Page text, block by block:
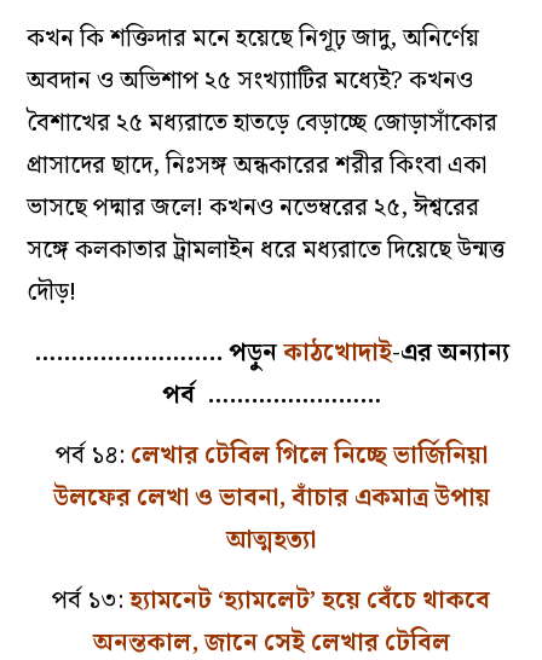
কখন কি শক্তিদার মনে হয়েছে নিগূঢ় জাদু, অনির্ণেয়
অবদান ও অভিশাপ ২৫ সংখ্যাাটির মধ্যেই? কখনও
বৈশাখের ২৫ মধ্যরাতে হাতড়ে বেড়াচ্ছে জোড়াসাঁকোর
প্রাসাদের ছাদে, নিঃসঙ্গ অন্ধকারের শরীর কিংবা একা
ভাসছে পদ্মার জলে! কখনও নভেম্বরের ২৫, ঈশ্বরের
সঙ্গে কলকাতার ট্রামলাইন ধরে মধ্যরাতে দিয়েছে উন্মত্ত
দৌড়!
…………………….. পড়ুনকাঠখোদাই-এর অন্যান্য
পর্ব ……………………
পর্ব ১৪: লেখার টেবিল গিলে নিচ্ছে ভার্জিনিয়া
উলফের লেখা ও ভাবনা, বাঁচার একমাত্র উপায়
আত্মহত্যা
পর্ব ১৩:হ্যামনেট ‘হ্যামলেট’ হয়ে বেঁচে থাকবে
অনন্তকাল, জানে সেই লেখার টেবিল